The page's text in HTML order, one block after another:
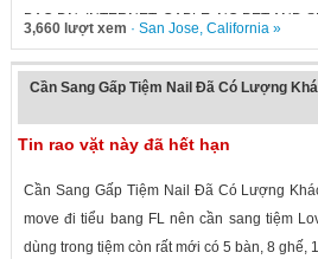
BAO ĐN, INTERNET, CABLE. NO PET AND
3,660 lượt xem · San Jose, California»
Cần Sang Gấp Tiệm Nail Đã Có Lượng
Tin rao vặt này đã hết hạn
Cần Sang Gấp Tiệm Nail Đã Có Lượng
move đi tiểu bang FL nên cần sang tiệm
dùng trong tiệm còn rất mới có 5 bàn, 8 ghế,